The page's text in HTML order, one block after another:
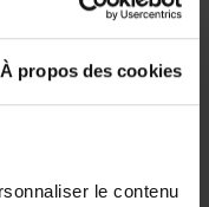
À propos des cookies
le contenu